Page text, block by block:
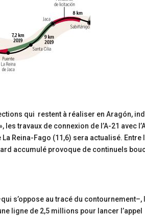
qui restent à réaliser en Aragón,
travaux de connexion de l’A-21 avec
Reina-Fago (11,6) sera actualisé. Entre
accumulé provoque de continuels
s’oppose au tracé du contournement–,
ligne de 2,5 millions pour lancer l’appel